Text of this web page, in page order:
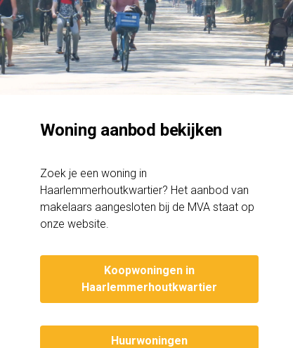
Woning aanbod bekijken
Zoek je een woning in
Haarlemmerhoutkwartier? Het aanbod van
makelaars aangesloten bij de MVA staat op
onze website.
Koopwoningen in
Haarlemmerhoutkwartier
Huurwoningen